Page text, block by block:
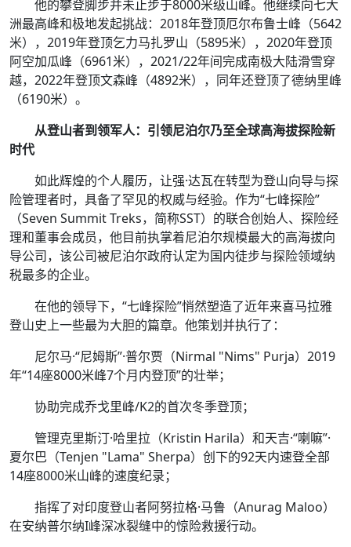
他的攀登脚步并未止步于8000米级山峰。他继续向七大
洲最高峰和极地发起挑战：2018年登顶厄尔布鲁士峰（5642
米），2019年登顶乞力马扎罗山（5895米），2020年登顶
阿空加瓜峰（6961米），2021/22年间完成南极大陆滑雪穿
越，2022年登顶文森峰（4892米），同年还登顶了德纳里峰
（6190米）。
从登山者到领军人：引领尼泊尔乃至全球高海拔探险新
时代
如此辉煌的个人履历，让强·达瓦在转型为登山向导与探
险管理者时，具备了罕见的权威与经验。作为“七峰探险”
（Seven Summit Treks，简称SST）的联合创始人、探险经
理和董事会成员，他目前执掌着尼泊尔规模最大的高海拔向
导公司，该公司被尼泊尔政府认定为国内徒步与探险领域纳
税最多的企业。
在他的领导下，“七峰探险”悄然塑造了近年来喜马拉雅
登山史上一些最为大胆的篇章。他策划并执行了：
尼尔马·“尼姆斯”·普尔贾（Nirmal "Nims" Purja）2019
年“14座8000米峰7个月内登顶”的壮举；
协助完成乔戈里峰/K2的首次冬季登顶；
管理克里斯汀·哈里拉（Kristin Harila）和天吉·“喇嘛”·
夏尔巴（Tenjen "Lama" Sherpa）创下的92天内速登全部
14座8000米山峰的速度纪录；
指挥了对印度登山者阿努拉格·马鲁（Anurag Maloo）
在安纳普尔纳I峰深冰裂缝中的惊险救援行动。